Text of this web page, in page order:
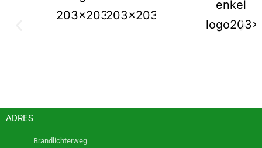
ADRES
Brandlichterweg